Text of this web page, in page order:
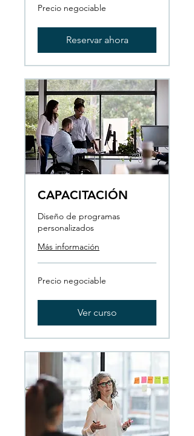
Precio
negociable
Precio negociable
Reservar ahora
CAPACITACIÓN
Diseño de programas
personalizados
Más información
Precio
negociable
Precio negociable
Ver curso